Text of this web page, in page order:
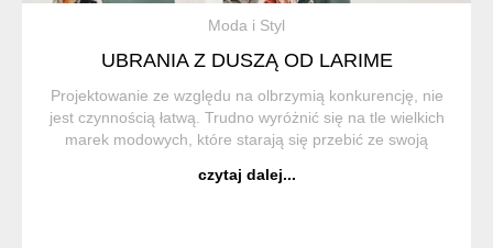
Moda i Styl
UBRANIA Z DUSZĄ OD LARIME
Projektowanie ze względu na olbrzymią konkurencję, nie
jest czynnością łatwą. Trudno wyróżnić się na tle wielkich
marek modowych, które starają się przebić ze swoją
pokazuje, że przy dozie kreatywności,...
czytaj dalej...